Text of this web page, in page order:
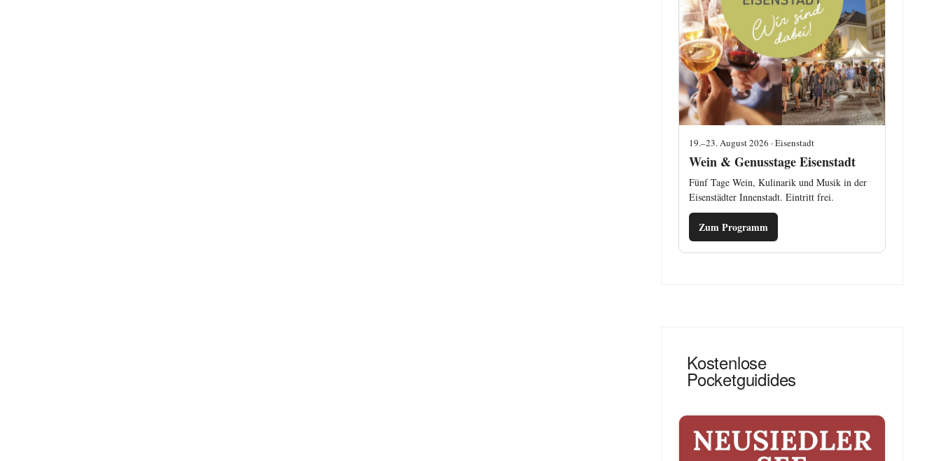
19.–23. August 2026 · Eisenstadt
Wein & Genusstage Eisenstadt
Fünf Tage Wein, Kulinarik und Musik in der
Eisenstädter Innenstadt. Eintritt frei.
Zum Programm
Kostenlose
Pocketguidides